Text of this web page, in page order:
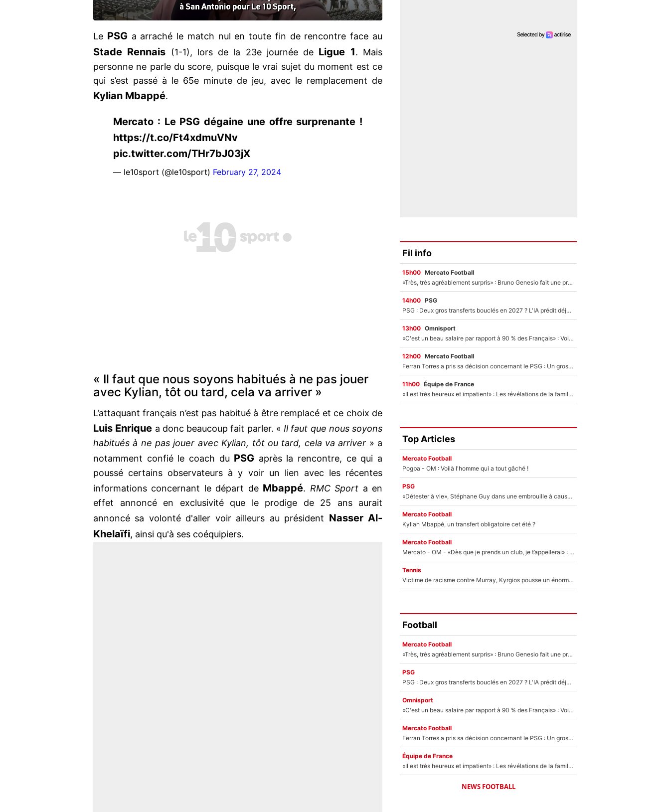
Le PSGa arraché le match nul en toute fin de rencontre face au
Stade Rennais (1-1), lors de la 23e journée de Ligue 1. Mais
personne ne parle du score, puisque le vrai sujet du moment est ce
qui s’est passé à le 65e minute de jeu, avec le remplacement de
Kylian Mbappé.
Mercato : Le PSG dégaine une offre surprenante !
https://t.co/Ft4xdmuVNv
pic.twitter.com/THr7bJ03jX
— le10sport (@le10sport) February 27, 2024
« Il faut que nous soyons habitués à ne pas jouer
avec Kylian, tôt ou tard, cela va arriver »
L’attaquant français n’est pas habitué à être remplacé et ce choix de
Luis Enrique a donc beaucoup fait parler. « Il faut que nous soyons
habitués à ne pas jouer avec Kylian, tôt ou tard, cela va arriver » a
notamment confié le coach du PSG après la rencontre, ce qui a
poussé certains observateurs à y voir un lien avec les récentes
informations concernant le départ de Mbappé. RMC Sport a en
effet annoncé en exclusivité que le prodige de 25 ans aurait
annoncé sa volonté d'aller voir ailleurs au président Nasser Al-
Khelaïfi, ainsi qu'à ses coéquipiers.
Fil info
15h00 Mercato Football
«Très, très agréablement surpris» : Bruno Genesio fait une promesse pour la suite du mercato de l’OM et rassure les supporters
14h00 PSG
PSG : Deux gros transferts bouclés en 2027 ? L'IA prédit déjà les deux joueurs qui pourraient rejoindre Luis Enrique !
13h00 Omnisport
«C'est un beau salaire par rapport à 90 % des Français» : Voilà combien touchait Nelson Monfort sur France Télévisions avant de rejoindre CNews
12h00 Mercato Football
Ferran Torres a pris sa décision concernant le PSG : Un gros club étranger prêt à relancer le feuilleton pour la signature du champion du monde 2026 !
11h00 Équipe de France
«Il est très heureux et impatient» : Les révélations de la famille Zidane sur sa prise de pouvoir en équipe de France !
Top Articles
Mercato Football
Pogba - OM : Voilà l'homme qui a tout gâché !
PSG
«Détester à vie», Stéphane Guy dans une embrouille à cause du PSG !
Mercato Football
Kylian Mbappé, un transfert obligatoire cet été ?
Mercato Football
Mercato - OM - «Dès que je prends un club, je t’appellerai» : La promesse de Marcelino au moment de claquer la porte
Tennis
Victime de racisme contre Murray, Kyrgios pousse un énorme coup de gueule !
Football
Mercato Football
«Très, très agréablement surpris» : Bruno Genesio fait une promesse pour la suite du mercato de l’OM et rassure les supporters
PSG
PSG : Deux gros transferts bouclés en 2027 ? L'IA prédit déjà les deux joueurs qui pourraient rejoindre Luis Enrique !
Omnisport
«C'est un beau salaire par rapport à 90 % des Français» : Voilà combien touchait Nelson Monfort sur France Télévisions avant de rejoindre CNews
Mercato Football
Ferran Torres a pris sa décision concernant le PSG : Un gros club étranger prêt à relancer le feuilleton pour la signature du champion du monde 2026 !
Équipe de France
«Il est très heureux et impatient» : Les révélations de la famille Zidane sur sa prise de pouvoir en équipe de France !
NEWS FOOTBALL